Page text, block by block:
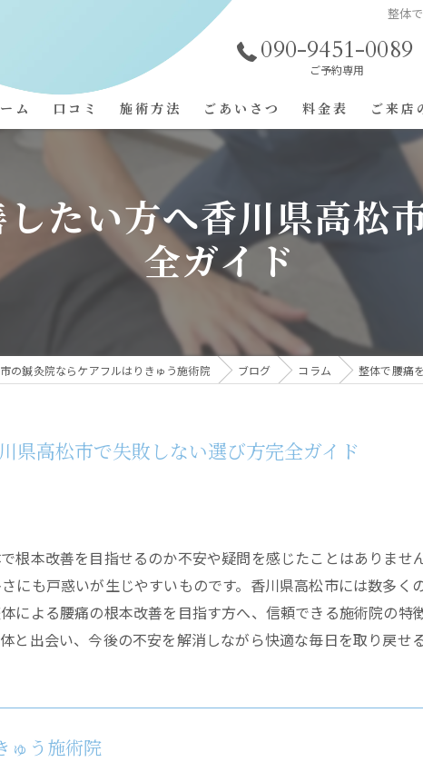
整体
090-9451-0089
ご予約専用
ム 口コミ 施術方法
よくある質問
ごあいさつ 料金表 ご来店
たい方へ香川県高松
全ガイド
の鍼灸院ならケアフルはりきゅう施術院 ブログ コラム 整体で腰痛
県高松市で失敗しない選び方完全ガイド
根本改善を目指せるのか不安や疑問を感じたことはありませ
にも戸惑いが生じやすいものです。香川県高松市には数多
による腰痛の根本改善を目指す方へ、信頼できる施術院の
と出会い、今後の不安を解消しながら快適な毎日を取り戻せ
ゅう施術院